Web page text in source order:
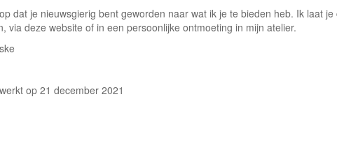
dat je nieuwsgierig bent geworden naar wat ik je te bieden heb. Ik laat
via deze website of in een persoonlijke ontmoeting in mijn atelier.
op 21 december 2021